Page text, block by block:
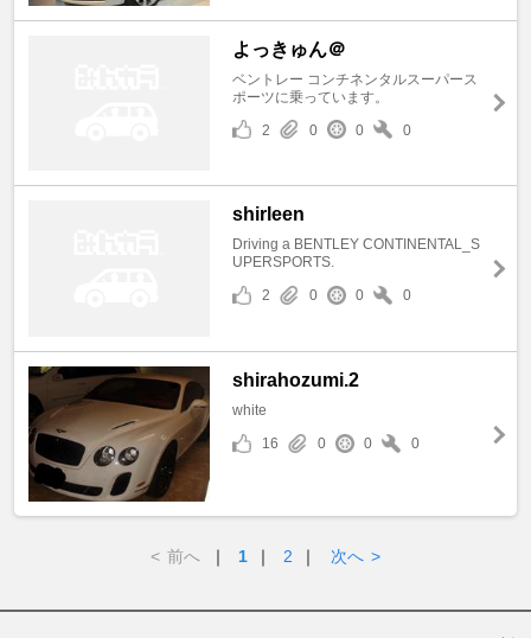
よっきゅん＠
ベントレー コンチネンタルスーパース
ポーツに乗っています。
2
0 0 0
shirleen
Driving a BENTLEY CONTINENTAL_S
UPERSPORTS.
2
0 0 0
shirahozumi.2
white
16
0 0 0
< 前へ ｜ 1 ｜ 2 ｜ 次へ >